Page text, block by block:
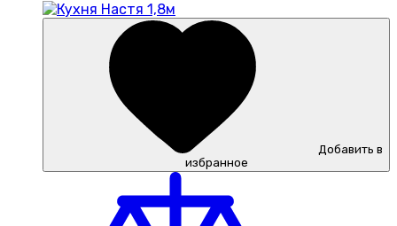
Добавить в
избранное